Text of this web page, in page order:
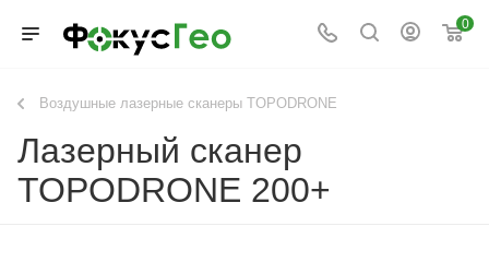
0
Воздушные лазерные сканеры TOPODRONE
Лазерный сканер
TOPODRONE 200+